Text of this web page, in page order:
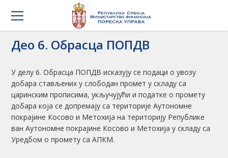
Део 6. Обрасца ПОПДВ
У делу 6. Обрасца ПОПДВ исказују се подаци о увозу
добара стављених у слободан промет у складу са
царинским прописима, укључујући и податке о промету
добара која се допремају са територије Аутономне
покрајине Косово и Метохија на територију Републике
ван Аутономне покрајине Косово и Метохија у складу са
Уредбом о промету са АПКМ.